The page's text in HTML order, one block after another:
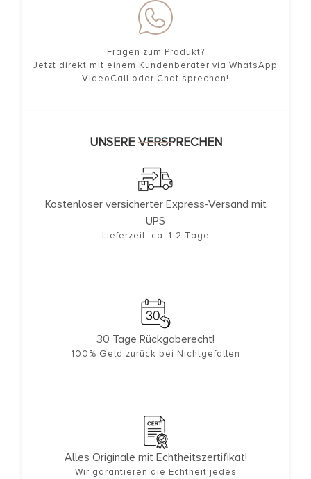
Fragen zum Produkt?
Jetzt direkt mit einem Kundenberater via WhatsApp
VideoCall oder Chat sprechen!
UNSERE VERSPRECHEN
Kostenloser versicherter Express-Versand mit
UPS
Lieferzeit: ca. 1-2 Tage
30 Tage Rückgaberecht!
100% Geld zurück bei Nichtgefallen
Alles Originale mit Echtheitszertifikat!
Wir garantieren die Echtheit jedes